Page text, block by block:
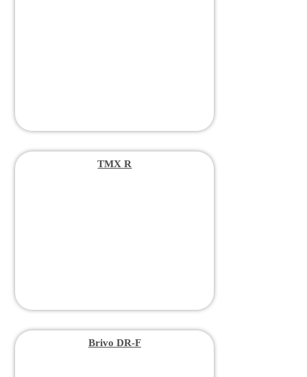
TMX R
Brivo DR-F